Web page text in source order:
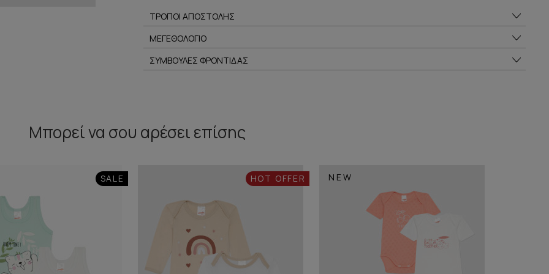
ΤΡΟΠΟΙ ΑΠΟΣΤΟΛΗΣ
ΜΕΓΕΘΟΛΟΓΙΟ
ΣΥΜΒΟΥΛΕΣ ΦΡΟΝΤΙΔΑΣ
Μπορεί να σου αρέσει επίσης
SALE HOT OFFER NEW